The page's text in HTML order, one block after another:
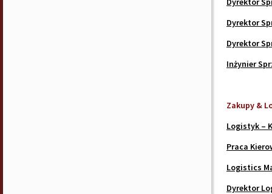
Dyrektor
Dyrektor
Inżynier
Zakupy &
Logistyk –
Praca
Logistics
Dyrektor